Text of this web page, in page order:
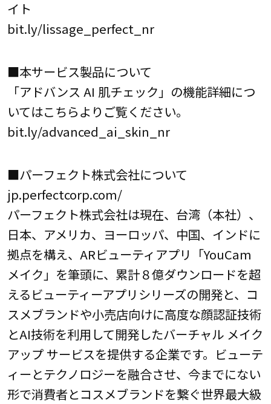
イト
bit.ly/lissage_perfect_nr
■本サービス製品について
「アドバンス AI 肌チェック」の機能詳細につ
いてはこちらよりご覧ください。
bit.ly/advanced_ai_skin_nr
■パーフェクト株式会社について
jp.perfectcorp.com/
パーフェクト株式会社は現在、台湾（本社）、
日本、アメリカ、ヨーロッパ、中国、インドに
拠点を構え、ARビューティアプリ「YouCam
メイク」を筆頭に、累計８億ダウンロードを超
えるビューティーアプリシリーズの開発と、コ
スメブランドや小売店向けに高度な顔認証技術
とAI技術を利用して開発したバーチャル メイク
アップ サービスを提供する企業です。ビューテ
ィーとテクノロジーを融合させ、今までにない
形で消費者とコスメブランドを繋ぐ世界最大級